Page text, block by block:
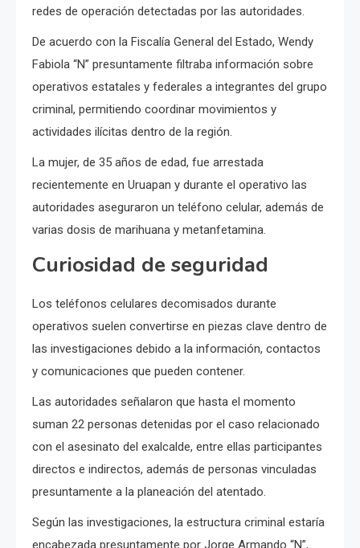
redes de operación detectadas por las autoridades.
De acuerdo con la Fiscalía General del Estado, Wendy
Fabiola “N” presuntamente filtraba información sobre
operativos estatales y federales a integrantes del grupo
criminal, permitiendo coordinar movimientos y
actividades ilícitas dentro de la región.
La mujer, de 35 años de edad, fue arrestada
recientemente en Uruapan y durante el operativo las
autoridades aseguraron un teléfono celular, además de
varias dosis de marihuana y metanfetamina.
Curiosidad de seguridad
Los teléfonos celulares decomisados durante
operativos suelen convertirse en piezas clave dentro de
las investigaciones debido a la información, contactos
y comunicaciones que pueden contener.
Las autoridades señalaron que hasta el momento
suman 22 personas detenidas por el caso relacionado
con el asesinato del exalcalde, entre ellas participantes
directos e indirectos, además de personas vinculadas
presuntamente a la planeación del atentado.
Según las investigaciones, la estructura criminal estaría
encabezada presuntamente por Jorge Armando “N”,